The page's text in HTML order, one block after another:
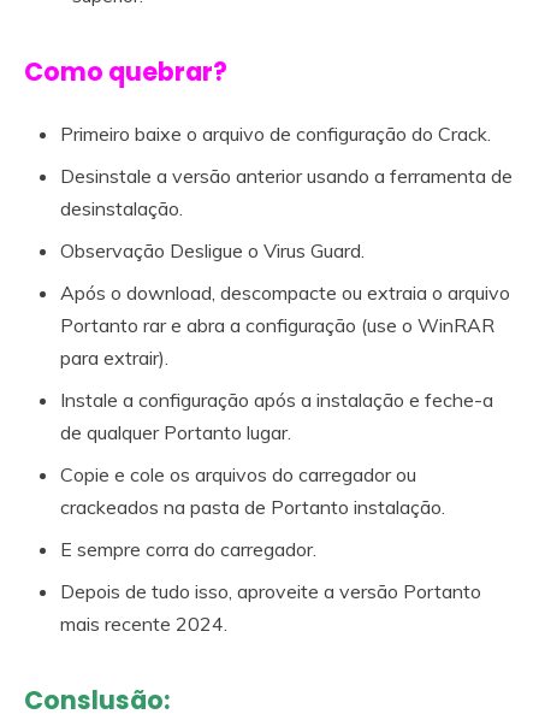
Como quebrar?
Primeiro baixe o arquivo de configuração do Crack.
Desinstale a versão anterior usando a ferramenta de
desinstalação.
Observação Desligue o Virus Guard.
Após o download, descompacte ou extraia o arquivo
Portanto rar e abra a configuração (use o WinRAR
para extrair).
Instale a configuração após a instalação e feche-a
de qualquer Portanto lugar.
Copie e cole os arquivos do carregador ou
crackeados na pasta de Portanto instalação.
E sempre corra do carregador.
Depois de tudo isso, aproveite a versão Portanto
mais recente 2024.
Conslusão: